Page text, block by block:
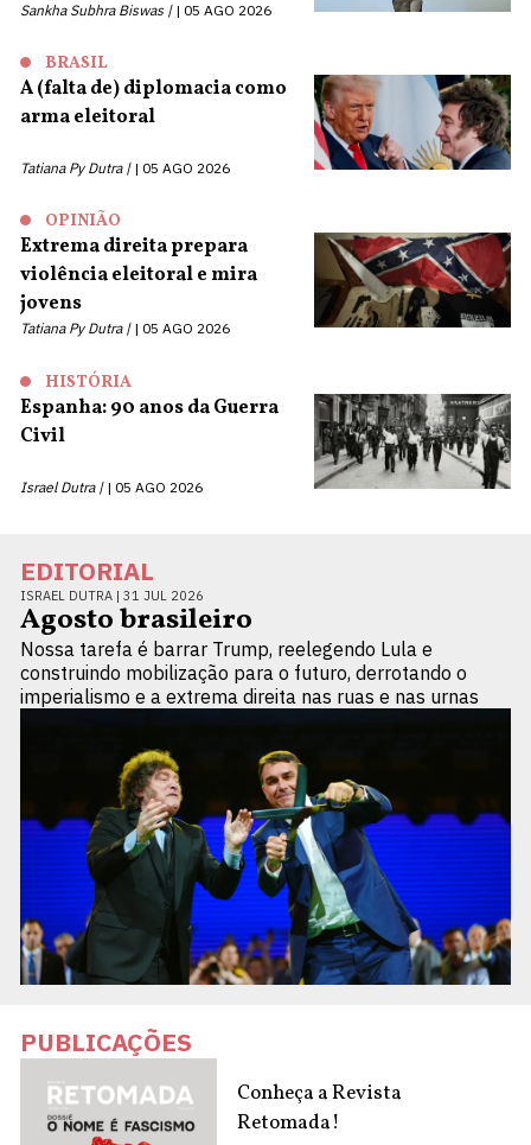
Sankha Subhra Biswas | 05 AGO 2026
BRASIL
A (falta de) diplomacia como
arma eleitoral
Tatiana Py Dutra | 05 AGO 2026
OPINIÃO
Extrema direita prepara
violência eleitoral e mira
jovens
Tatiana Py Dutra | 05 AGO 2026
HISTÓRIA
Espanha: 90 anos da Guerra
Civil
Israel Dutra | 05 AGO 2026
EDITORIAL
ISRAEL DUTRA | 31 JUL 2026
Agosto brasileiro
Nossa tarefa é barrar Trump, reelegendo Lula e
construindo mobilização para o futuro, derrotando o
imperialismo e a extrema direita nas ruas e nas urnas
PUBLICAÇÕES
Conheça a Revista
Retomada!